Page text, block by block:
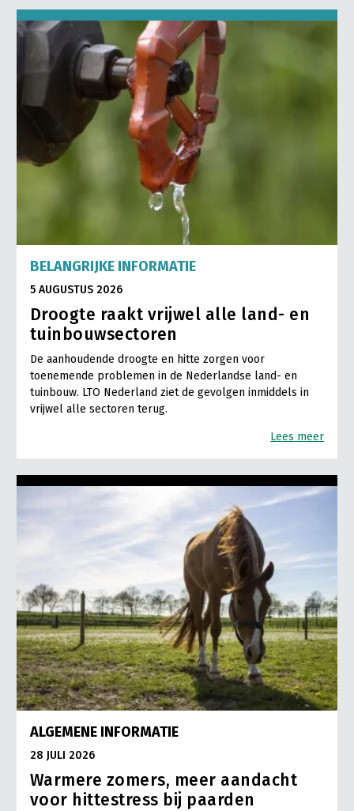
BELANGRIJKE INFORMATIE
5 AUGUSTUS 2026
Droogte raakt vrijwel alle land- en
tuinbouwsectoren
De aanhoudende droogte en hitte zorgen voor
toenemende problemen in de Nederlandse land- en
tuinbouw. LTO Nederland ziet de gevolgen inmiddels in
vrijwel alle sectoren terug.
Lees meer
ALGEMENE INFORMATIE
28 JULI 2026
Warmere zomers, meer aandacht
voor hittestress bij paarden